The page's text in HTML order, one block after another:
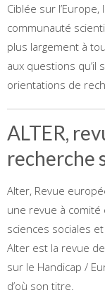
Ciblée sur
communauté
plus largement à
aux questions qu’il
orientations de
ALTER,
recherche
Alter, Revue
une revue à
sciences sociales
Alter est la revue
sur le Handicap /
d’où son titre.